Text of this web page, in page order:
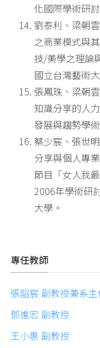
化國際學術研
劉泰利、梁朝
之商業模式與
技/美學之理論
國立台灣藝術
張鳳珠、梁朝
知識分享的人
發展與趨勢學
蔡少宸、張世
分享與個人專
節目「女人我
2006年學術研
大學。
專任教師
張韶宸 副教授兼系
鄧進宏 副教授
王小惠 副教授